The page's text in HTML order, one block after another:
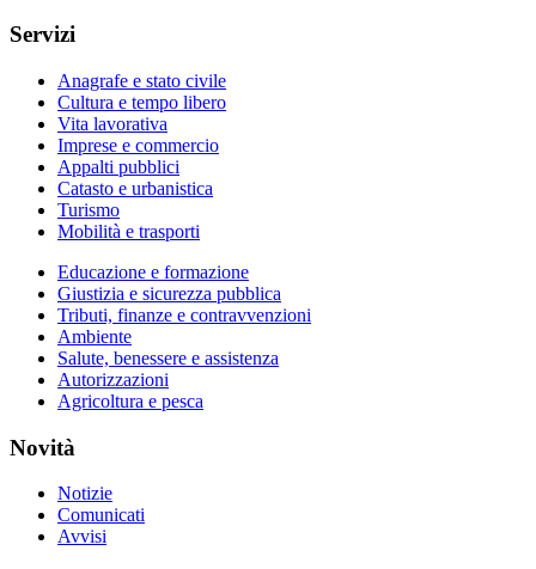
Servizi
Anagrafe e stato civile
Cultura e tempo libero
Vita lavorativa
Imprese e commercio
Appalti pubblici
Catasto e urbanistica
Turismo
Mobilità e trasporti
Educazione e formazione
Giustizia e sicurezza pubblica
Tributi, finanze e contravvenzioni
Ambiente
Salute, benessere e assistenza
Autorizzazioni
Agricoltura e pesca
Novità
Notizie
Comunicati
Avvisi